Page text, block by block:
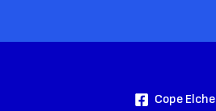
Cope Elche